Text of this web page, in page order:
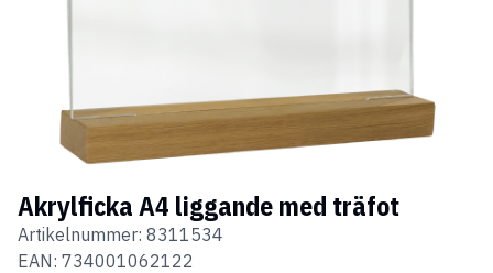
Akrylficka A4 liggande med träfot
Artikelnummer: 8311534
EAN: 734001062122